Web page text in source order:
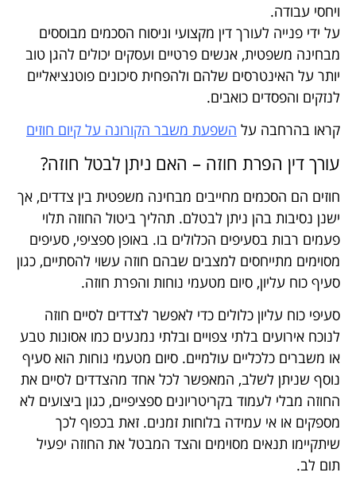
ויחסי עבודה.
על ידי פנייה לעורך דין מקצועי וניסוח הסכמים מבוססים
מבחינה משפטית, אנשים פרטיים ועסקים יכולים להגן טוב
יותר על האינטרסים שלהם ולהפחית סיכונים פוטנציאליים
לנזקים והפסדים כואבים.
קראו בהרחבה על השפעת משבר הקורונה על קיום חוזים
עורך דין הפרת חוזה – האם ניתן לבטל חוזה?
חוזים הם הסכמים מחייבים מבחינה משפטית בין צדדים, אך
ישנן נסיבות בהן ניתן לבטלם. תהליך ביטול החוזה תלוי
פעמים רבות בסעיפים הכלולים בו. באופן ספציפי, סעיפים
מסוימים מתייחסים למצבים שבהם חוזה עשוי להסתיים, כגון
סעיף כוח עליון, סיום מטעמי נוחות והפרת חוזה.
סעיפי כוח עליון כלולים כדי לאפשר לצדדים לסיים חוזה
לנוכח אירועים בלתי צפויים ובלתי נמנעים כמו אסונות טבע
או משברים כלכליים עולמיים. סיום מטעמי נוחות הוא סעיף
נוסף שניתן לשלב, המאפשר לכל אחד מהצדדים לסיים את
החוזה מבלי לעמוד בקריטריונים ספציפיים, כגון ביצועים לא
מספקים או אי עמידה בלוחות זמנים. זאת בכפוף לכך
שיתקיימו תנאים מסוימים והצד המבטל את החוזה יפעיל
תום לב.